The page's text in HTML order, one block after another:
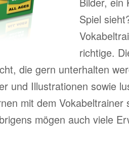
Spiel
richtige.
die gern unterhalten
und Illustrationen sowie
mit dem Vokabeltrainer
mögen auch viele